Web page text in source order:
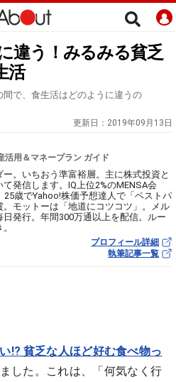
違う！みるみる貧乏
活
で、食生活はどのように違うの
更新日： 2019年09月13日
活用＆マネープラン ガイド
。いちおう準富裕層。主に株式投資と
発信します。IQ上位2%のMENSA会
25歳でYahoo!株価予想達人で「ベストパ
。モットーは「地道にコツコツ」。メル
発行。年間300万通以上を配信。ルー
プロフィール詳細
執筆記事一覧
!? 貧乏な人ほど好む食べ物っ
した。これは、「何気なく行